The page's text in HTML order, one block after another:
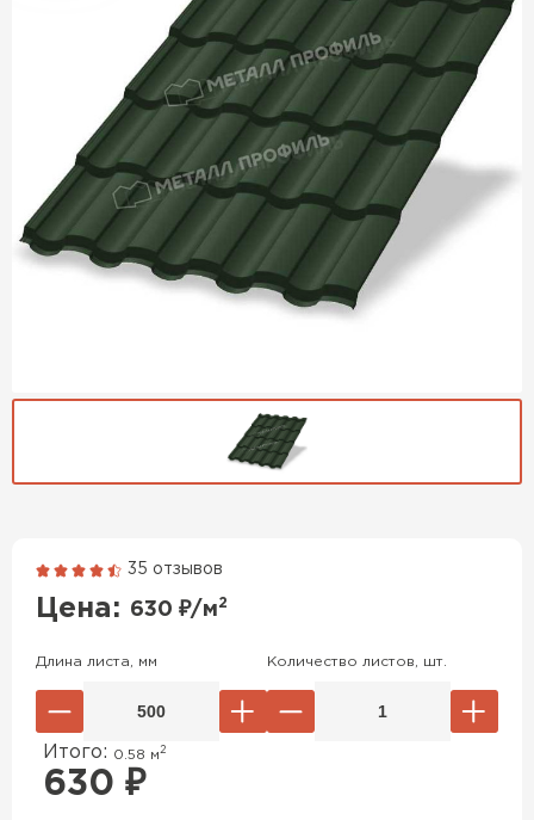
35 отзывов
Цена: 630 ₽/м2
Длина листа, мм Количество листов, шт.
Итого: 0.58 м 2
630 ₽
Гибкая черепица